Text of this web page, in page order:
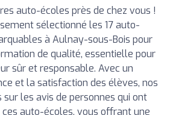
auto-écoles près de chez vous !
sélectionné les 17 auto-
à Aulnay-sous-Bois pour
de qualité, essentielle pour
sûr et responsable. Avec un
et la satisfaction des élèves, nos
les avis de personnes qui ont
auto-écoles, vous offrant une